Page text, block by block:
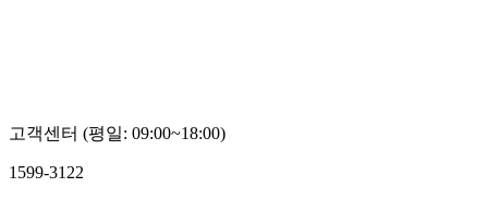
고객센터 (평일: 09:00~18:00)
1599-3122